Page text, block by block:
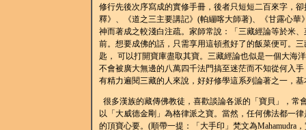
修行先後次序寫成的實修手冊，後者只短短二百來字，
釋》、《道之三主要講記》(帕繃喀大師著)、《甘露心
神而著成之較淺白注疏。家師常說：「三藏經論等於米
前。想要成佛的話，只需享用這頓煮好了的飯菜便可。
匙， 可以打開寶庫盡取其寶。三藏經論也似是一個大海
不會被廣大無邊的八萬四千法門搞至迷茫而不知從何入
有精力遍閱三藏的人來說，好好修學這系列論著之一，
很多漢族的藏傳佛教徒，喜歡談論各派的「寶貝」，常
以「大威德金剛」為格律派之寶。當然，任何佛法都一
的頂寶心要。(順帶一提：「大手印」梵文為Mahamudra